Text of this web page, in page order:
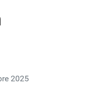
2025